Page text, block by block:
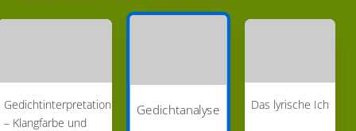
Gedichtinterpretation
– Klangfarbe und
Gedichtanalyse Das lyrische Ich